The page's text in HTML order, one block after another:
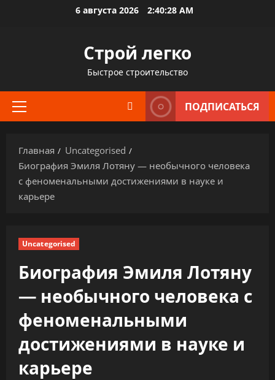
6 августа 2026 2:40:29 AM
Строй легко
Быстрое строительство
Основное
ПОДПИСАТЬСЯ
Главная
Uncategorised
Биография Эмиля Лотяну — необычного человека
с феноменальными достижениями в науке и
карьере
Uncategorised
Биография Эмиля Лотяну
— необычного человека с
феноменальными
достижениями в науке и
карьере